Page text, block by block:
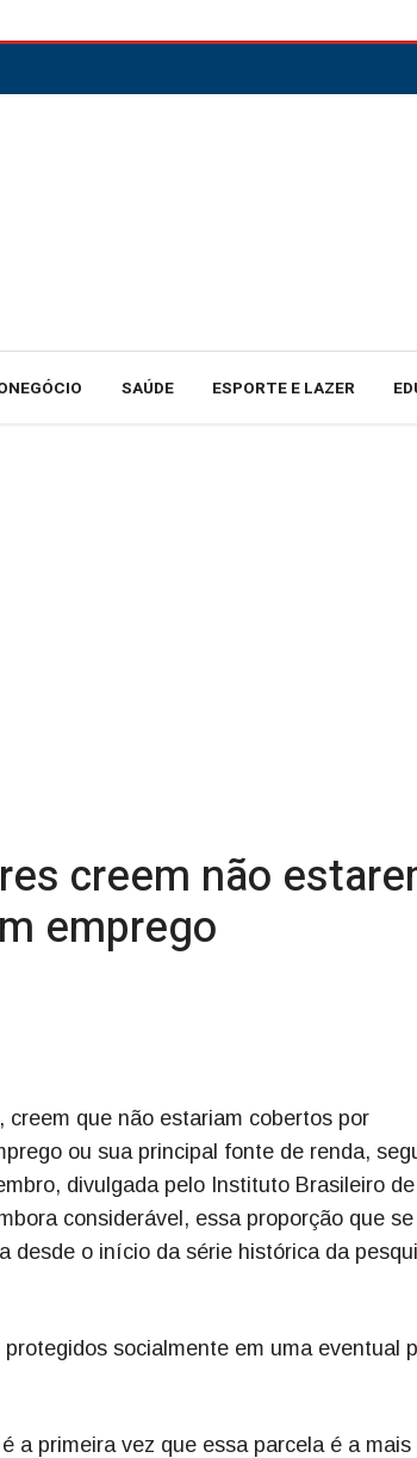
SAÚDE ESPORTE E LAZER
creem não
emprego
que não estariam cobertos por
ou sua principal fonte de renda,
divulgada pelo Instituto Brasileiro de
considerável, essa proporção que se
desde o início da série histórica da
socialmente em uma eventual
a primeira vez que essa parcela é a mais